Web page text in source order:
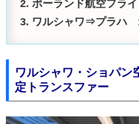
ポーランド航空フラ
ワルシャワ⇒プラハ
ワルシャワ・ショパン
定トランスファー